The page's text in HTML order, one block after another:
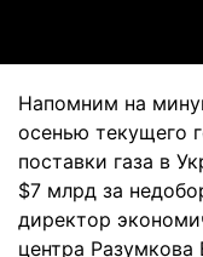
Напомним на
осенью текущего
поставки газа в
$7 млрд за
директор
центра